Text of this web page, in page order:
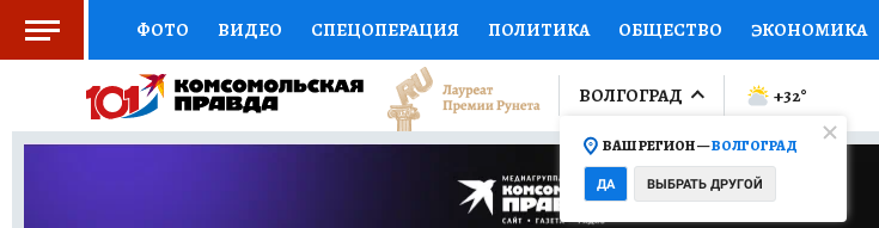
ФОТО ВИДЕО СПЕЦОПЕРАЦИЯ ПОЛИТИКА ОБЩЕСТВО ЭКОНОМИКА
СОЦПОДДЕРЖКА НАУКА СПОРТ КОЛУМНИСТЫ ПРОИСШЕСТВИЯ
ВЫБОР ЭКСПЕРТОВ ДОКТОР ФИНАНСЫ ОТКРЫВАЕМ МИР Я ЗНАЮ
ПРОГНОЗЫ НА СПОРТ ПРОМОКОДЫ СЕРИАЛЫ
ВОЛГОГРАД
ВАШ РЕГИОН —ВОЛГОГРАД
ДА ВЫБРАТЬ ДРУГОЙ
+32°